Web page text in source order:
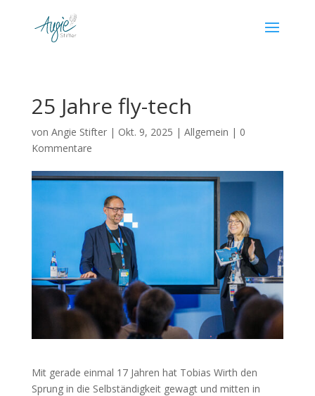
25 Jahre fly-tech
von Angie Stifter| Okt. 9, 2025 | Allgemein | 0
Kommentare
Mit gerade einmal 17 Jahren hat Tobias Wirth den
Sprung in die Selbständigkeit gewagt und mitten in